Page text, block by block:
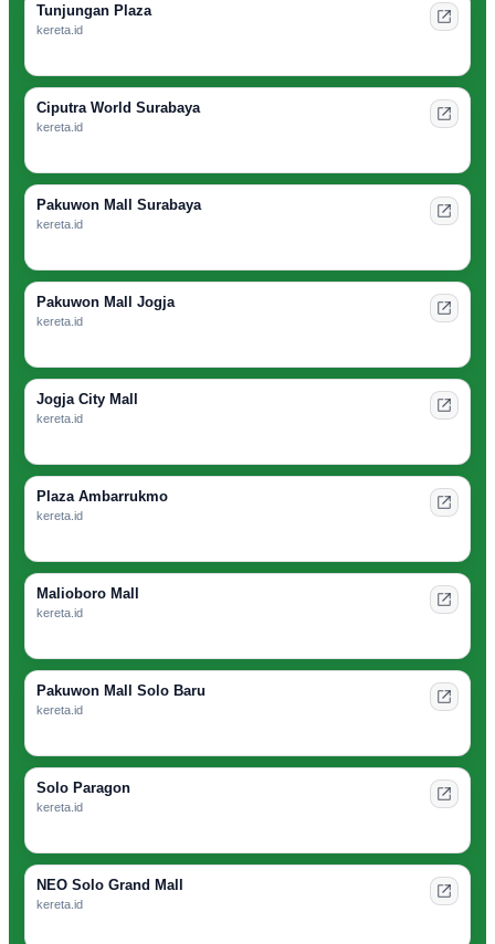
Tunjungan Plaza
kereta.id
Ciputra World Surabaya
kereta.id
Pakuwon Mall Surabaya
kereta.id
Pakuwon Mall Jogja
kereta.id
Jogja City Mall
kereta.id
Plaza Ambarrukmo
kereta.id
Malioboro Mall
kereta.id
Pakuwon Mall Solo Baru
kereta.id
Solo Paragon
kereta.id
NEO Solo Grand Mall
kereta.id